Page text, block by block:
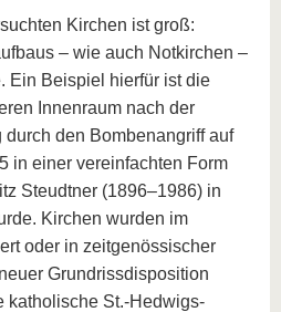
Kirchen ist groß:
– wie auch Notkirchen –
Ein Beispiel hierfür ist die
Innenraum nach der
den Bombenangriff auf
in einer vereinfachten Form
Steudtner (1896–1986) in
Kirchen wurden im
oder in zeitgenössischer
Grundrissdisposition
katholische St.-Hedwigs-